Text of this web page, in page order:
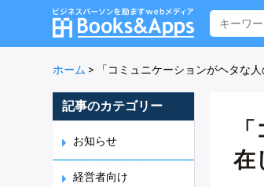
ホーム > 「コミュニケーションがヘタな
記事のカテゴリー
お知らせ
経営者向け
在